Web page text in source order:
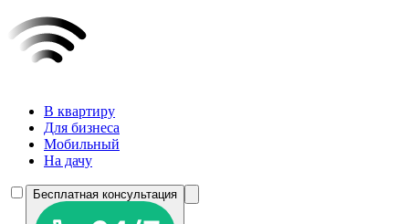
В квартиру
Для бизнеса
Мобильный
На дачу
Бесплатная консультация